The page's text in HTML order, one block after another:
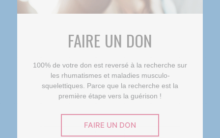
FAIRE UN DON
100% de votre don est reversé à la recherche sur
les rhumatismes et maladies musculo-
squelettiques. Parce que la recherche est la
première étape vers la guérison !
FAIRE UN DON